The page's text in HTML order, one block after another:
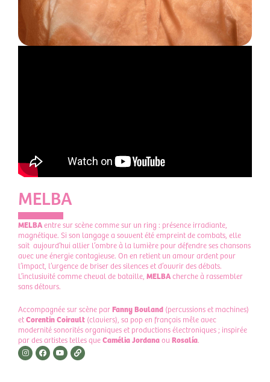
MELBA
MELBAentre sur scène comme sur un ring : présence irradiante,
magnétique. Si son langage a souvent été empreint de combats, elle
sait aujourd’hui allier l’ombre à la lumière pour défendre ses chansons
avec une énergie contagieuse. On en retient un amour ardent pour
l’impact, l’urgence de briser des silences et d’ouvrir des débats.
L’inclusivité comme cheval de bataille, MELBAcherche à rassembler
sans détours.
Accompagnée sur scène par Fanny Bouland (percussions et machines)
et Corentin Coirault (claviers), sa pop en français mêle avec
modernité sonorités organiques et productions électroniques ; inspirée
par des artistes telles que Camélia Jordana ou Rosalía.